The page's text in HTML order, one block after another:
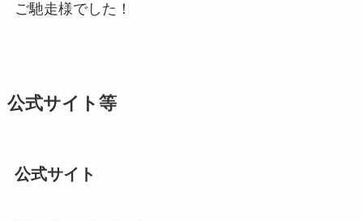
ご馳走様でした！
公式サイト等
公式サイト